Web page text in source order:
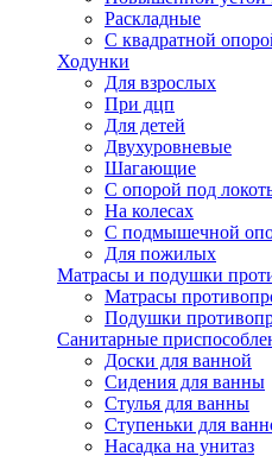
Раскладные
С квадратной
Ходунки
Для взрослых
При дцп
Для детей
Двухуровневые
Шагающие
С опорой под
На колесах
С подмышечной
Для пожилых
Матрасы и подушки
Матрасы
Подушки
Санитарные
Доски для ванной
Сидения для ванны
Стулья для ванны
Ступеньки для
Насадка на унитаз